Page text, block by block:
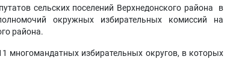
сельских поселений Верхнедонского района в
окружных избирательных комиссий на
района.
избирательных округов, в которых